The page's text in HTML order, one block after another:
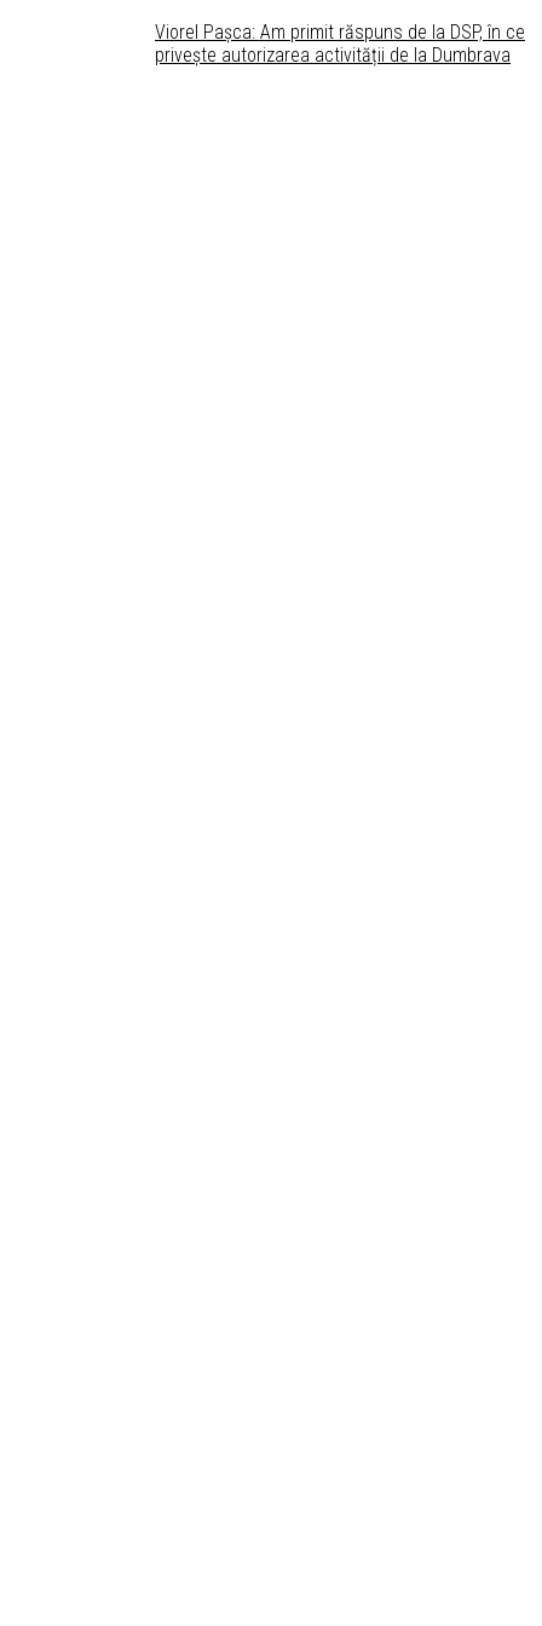
Viorel Pașca: Am primit răspuns de la DSP, în ce
privește autorizarea activității de la Dumbrava